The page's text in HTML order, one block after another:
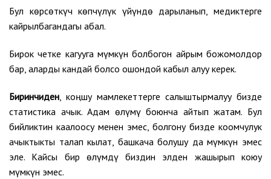
Бул көрсөткүч көпчүлүк үйүндө дарыланып, медиктерге
кайрылбагандагы абал.
Бирок четке кагууга мүмкүн болбогон айрым божомолдор
бар, аларды кандай болсо ошондой кабыл алуу керек.
Биринчиден, коңшу мамлекеттерге салыштырмалуу бизде
статистика ачык. Адам өлүмү боюнча айтып жатам. Бул
бийликтин каалоосу менен эмес, болгону бизде коомчулук
ачыктыкты талап кылат, башкача болушу да мүмкүн эмес
эле. Кайсы бир өлүмдү биздин элден жашырып коюу
мүмкүн эмес.